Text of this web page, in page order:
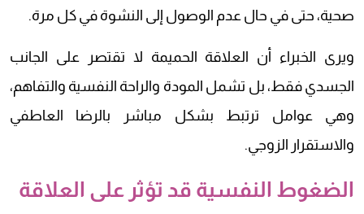
صحية، حتى في حال عدم الوصول إلى النشوة في كل مرة.
ويرى الخبراء أن العلاقة الحميمة لا تقتصر على الجانب
الجسدي فقط، بل تشمل المودة والراحة النفسية والتفاهم،
وهي عوامل ترتبط بشكل مباشر بالرضا العاطفي
والاستقرار الزوجي.
الضغوط النفسية قد تؤثر على العلاقة